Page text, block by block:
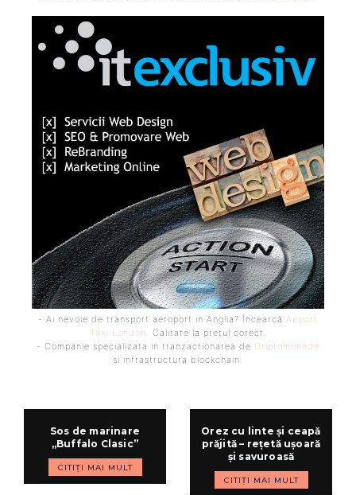
- Ai nevoie de transport aeroport in Anglia? Încearcă Airport
Taxi London. Calitate la prețul corect.
- Companie specializata in tranzactionarea de Criptomonede
si infrastructura blockchain.
Sos de marinare
„Buffalo Clasic”
CITIȚI MAI MULT
Orez cu linte și ceapă
prăjită – rețetă ușoară
și savuroasă
CITIȚI MAI MULT